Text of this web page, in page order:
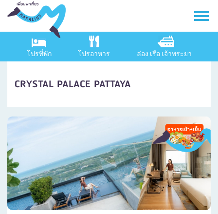
โปรที่พัก โปรอาหาร ล่อง เรือ เจ้าพระยา
CRYSTAL PALACE PATTAYA